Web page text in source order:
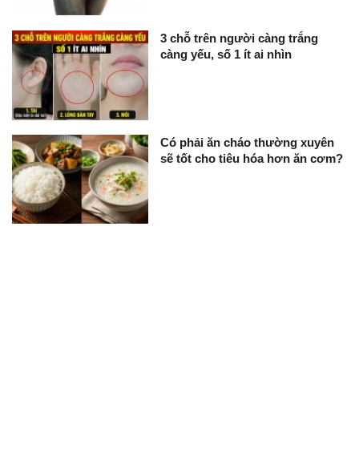
3 chỗ trên người càng trắng
càng yếu, số 1 ít ai nhìn
Có phải ăn cháo thường xuyên
sẽ tốt cho tiêu hóa hơn ăn cơm?